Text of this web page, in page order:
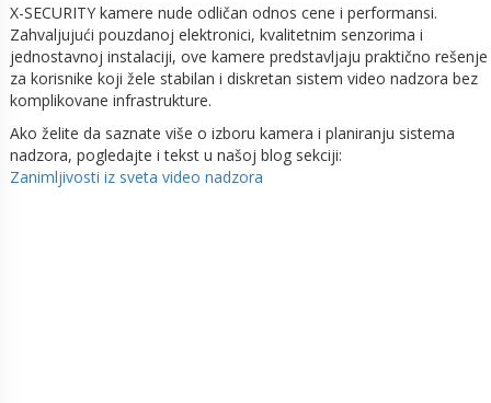
X-SECURITY kamere nude odličan odnos cene i performansi.
Zahvaljujući pouzdanoj elektronici, kvalitetnim senzorima i
jednostavnoj instalaciji, ove kamere predstavljaju praktično rešenje
za korisnike koji žele stabilan i diskretan sistem video nadzora bez
komplikovane infrastrukture.
Ako želite da saznate više o izboru kamera i planiranju sistema
nadzora, pogledajte i tekst u našoj blog sekciji:
Zanimljivosti iz sveta video nadzora